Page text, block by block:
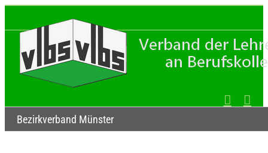
Inhalt
Bezirkverband Münster